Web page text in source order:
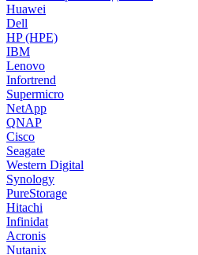
Huawei
Dell
HP (HPE)
IBM
Lenovo
Infortrend
Supermicro
NetApp
QNAP
Cisco
Seagate
Western Digital
Synology
PureStorage
Hitachi
Infinidat
Acronis
Nutanix